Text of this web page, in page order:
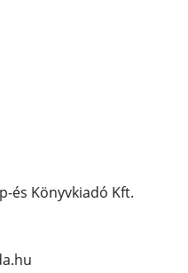
és Könyvkiadó Kft.